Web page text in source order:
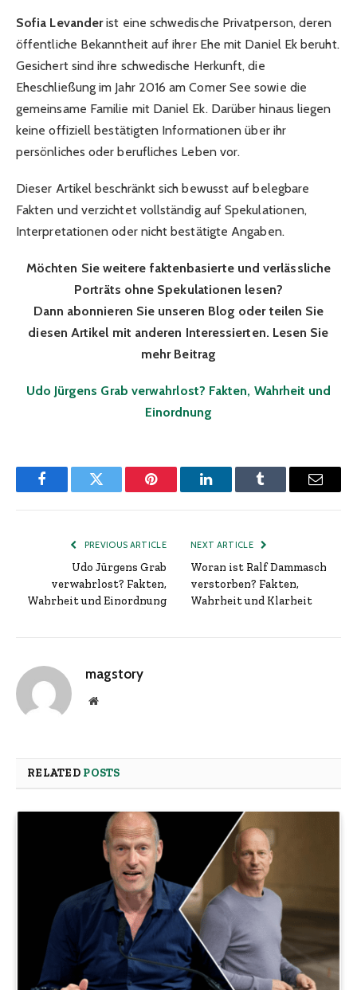
Sofia Levanderist eine schwedische Privatperson, deren
öffentliche Bekanntheit auf ihrer Ehe mit Daniel Ek beruht.
Gesichert sind ihre schwedische Herkunft, die
Eheschließung im Jahr 2016 am Comer See sowie die
gemeinsame Familie mit Daniel Ek. Darüber hinaus liegen
keine offiziell bestätigten Informationen über ihr
persönliches oder berufliches Leben vor.
Dieser Artikel beschränkt sich bewusst auf belegbare
Fakten und verzichtet vollständig auf Spekulationen,
Interpretationen oder nicht bestätigte Angaben.
Möchten Sie weitere faktenbasierte und verlässliche
Porträts ohne Spekulationen lesen?
Dann abonnieren Sie unseren Blog oder teilen Sie
diesen Artikel mit anderen Interessierten. Lesen Sie
mehr Beitrag
Udo Jürgens Grab verwahrlost? Fakten, Wahrheit und
Einordnung
FacebookTwitter Pinterest LinkedInTumblr Email
PREVIOUS ARTICLE
Udo Jürgens Grab
verwahrlost? Fakten,
Wahrheit und Einordnung
NEXT ARTICLE
Woran ist Ralf Dammasch
verstorben? Fakten,
Wahrheit und Klarheit
magstory
Website
RELATED POSTS